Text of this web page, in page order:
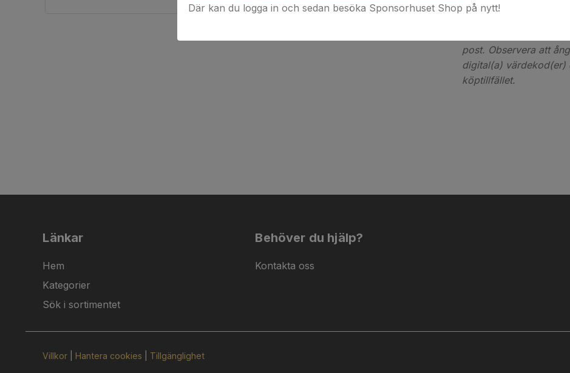
mailadress.
Detta är en digital
post. Observera att
digital(a)
köptillfället.
Länkar
Hem
Kategorier
Sök i sortimentet
Behöver du hjälp?
Kontakta oss
Villkor Hantera cookies Tillgänglighet
Där kan du logga in och sedan besöka Sponsorhuset Shop på nytt!